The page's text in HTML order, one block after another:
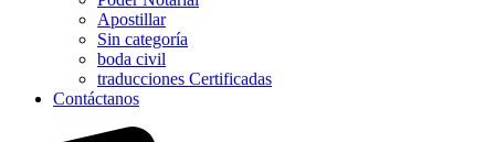
Apostillar
Sin categoría
boda civil
traducciones Certificadas
Contáctanos